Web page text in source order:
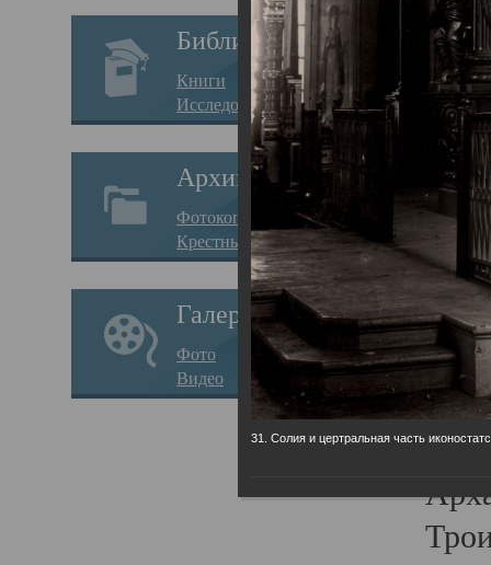
Библиотека
Книги
Исследования
Архив
Фотокопии дел
Крестные ходы
Галерея
Фото
Видео
31. Солия и цертральная часть